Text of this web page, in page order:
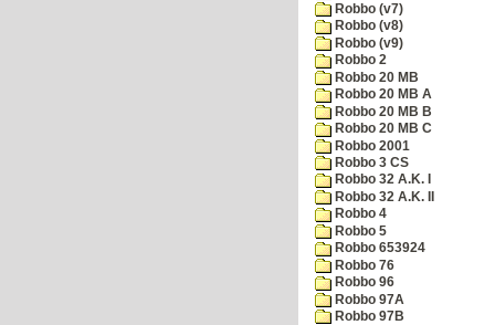
Robbo (v7)
Robbo (v8)
Robbo (v9)
Robbo 2
Robbo 20 MB
Robbo 20 MB A
Robbo 20 MB B
Robbo 20 MB C
Robbo 2001
Robbo 3 CS
Robbo 32 A.K. I
Robbo 32 A.K. II
Robbo 4
Robbo 5
Robbo 653924
Robbo 76
Robbo 96
Robbo 97A
Robbo 97B